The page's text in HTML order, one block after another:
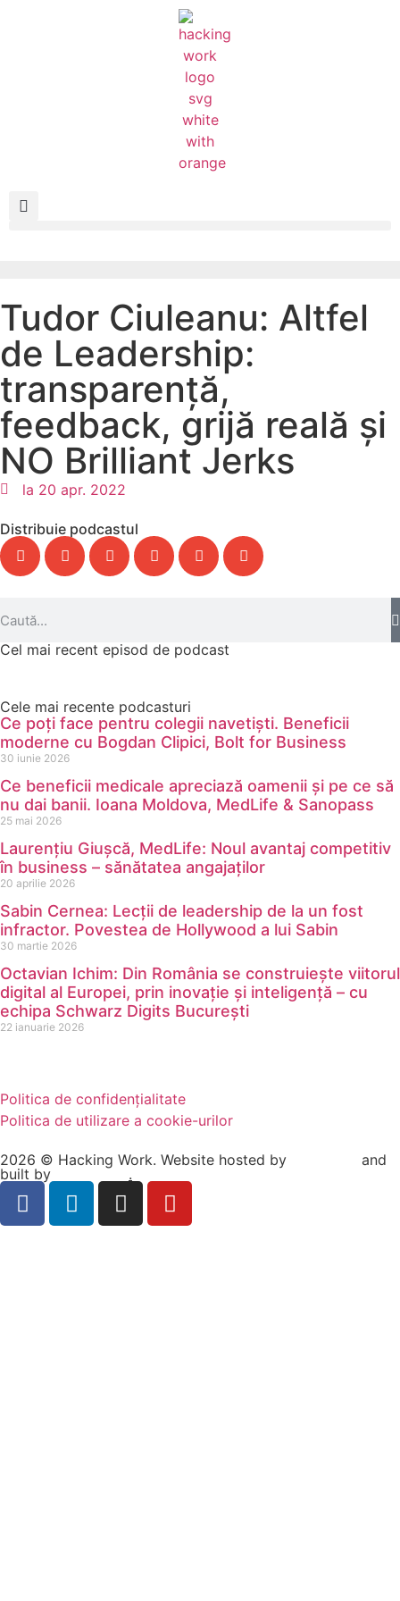
Tudor Ciuleanu: Altfel
de Leadership:
transparență,
feedback, grijă reală și
NO Brilliant Jerks
la 20 apr. 2022
Distribuie podcastul
Cel mai recent episod de podcast
Cele mai recente podcasturi
Ce poți face pentru colegii navetiști. Beneficii
moderne cu Bogdan Clipici, Bolt for Business
30 iunie 2026
Ce beneficii medicale apreciază oamenii și pe ce să
nu dai banii. Ioana Moldova, MedLife & Sanopass
25 mai 2026
Laurențiu Giușcă, MedLife: Noul avantaj competitiv
în business – sănătatea angajaților
20 aprilie 2026
Sabin Cernea: Lecții de leadership de la un fost
infractor. Povestea de Hollywood a lui Sabin
30 martie 2026
Octavian Ichim: Din România se construiește viitorul
digital al Europei, prin inovație și inteligență – cu
echipa Schwarz Digits București
22 ianuarie 2026
Politica de confidențialitate
Politica de utilizare a cookie-urilor
2026 © Hacking Work. Website hosted by
and
built by
Ionuț Sabo .